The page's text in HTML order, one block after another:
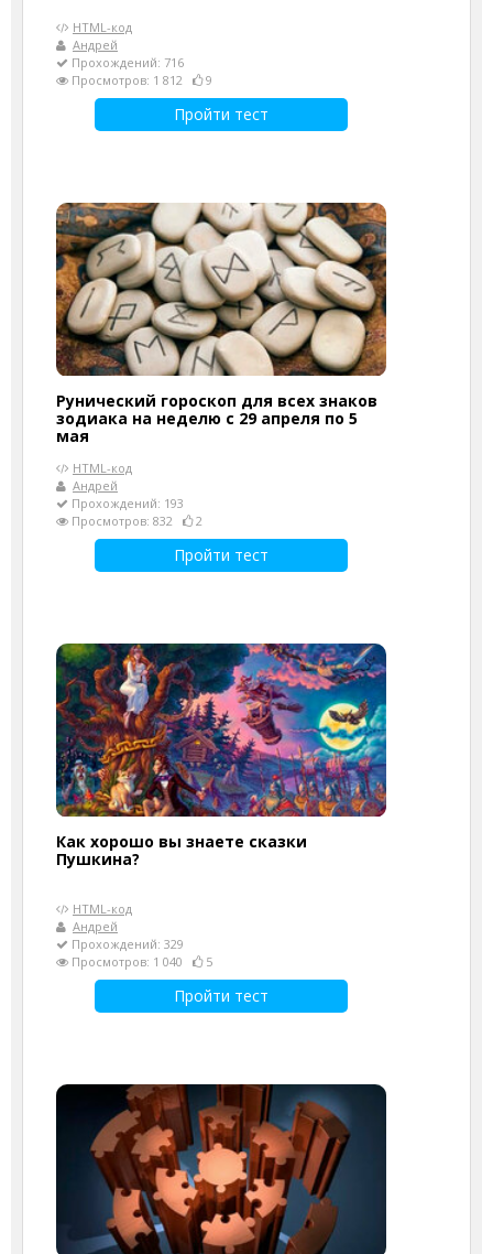
HTML-код
Андрей
Прохождений: 716
Просмотров: 1 812
9
Пройти тест
Рунический гороскоп для всех знаков
зодиака на неделю с 29 апреля по 5
мая
HTML-код
Андрей
Прохождений: 193
Просмотров: 832
2
Пройти тест
Как хорошо вы знаете сказки
Пушкина?
HTML-код
Андрей
Прохождений: 329
Просмотров: 1 040
5
Пройти тест